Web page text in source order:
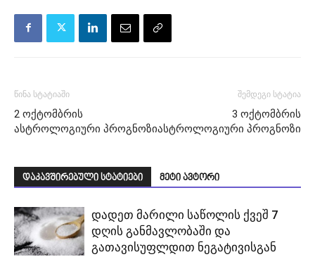
წინა სტატიაში
2 ოქტომბრის
ასტროლოგიური პროგნოზი
შემდეგი სტატია
3 ოქტომბრის
ასტროლოგიური პროგნოზი
დაკავშირებული სტატიები მეტი ავტორი
დადეთ მარილი საწოლის ქვეშ 7
დღის განმავლობაში და
გათავისუფლდით ნეგატივისგან